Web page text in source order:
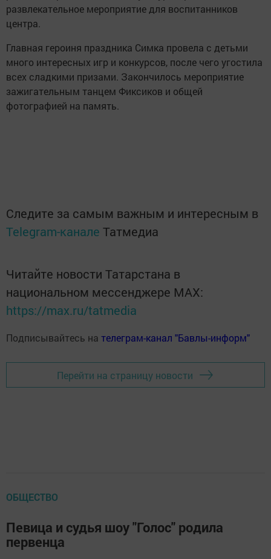
развлекательное мероприятие для воспитанников
центра.
Главная героиня праздника Симка провела с детьми
много интересных игр и конкурсов, после чего угостила
всех сладкими призами. Закончилось мероприятие
зажигательным танцем Фиксиков и общей
фотографией на память.
Следите за самым важным и интересным в
Telegram-канале Татмедиа
Читайте новости Татарстана в
национальном мессенджере MАХ:
https://max.ru/tatmedia
Подписывайтесь на телеграм-канал "Бавлы-информ"
Перейти на страницу новости
ОБЩЕСТВО
Певица и судья шоу "Голос" родила
первенца